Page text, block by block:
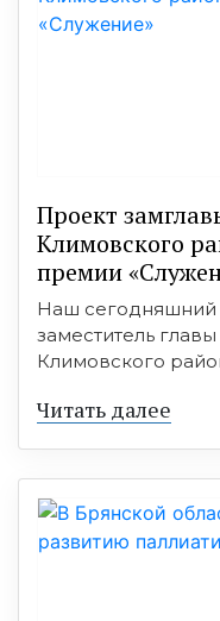
Проект
Климовского
премии
Наш сегодняшний
заместитель
Климовского
Читать далее